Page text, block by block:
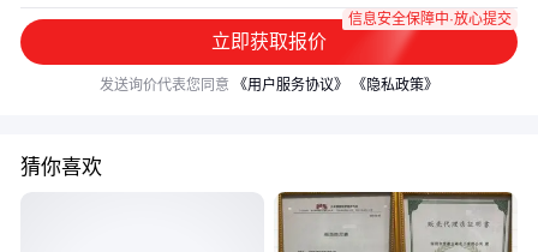
立即获取报价
信息安全保障中·放心提交
发送询价代表您同意 《用户服务协议》 《隐私政策》
猜你喜欢